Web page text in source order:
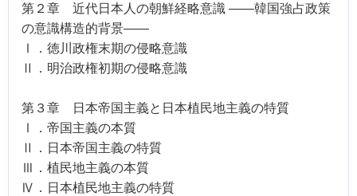
第２章 近代日本人の朝鮮経略意識 ――韓国強占政策
の意識構造的背景――
Ⅰ．徳川政権末期の侵略意識
Ⅱ．明治政権初期の侵略意識
第３章 日本帝国主義と日本植民地主義の特質
Ⅰ．帝国主義の本質
Ⅱ．日本帝国主義の特質
Ⅲ．植民地主義の本質
Ⅳ．日本植民地主義の特質